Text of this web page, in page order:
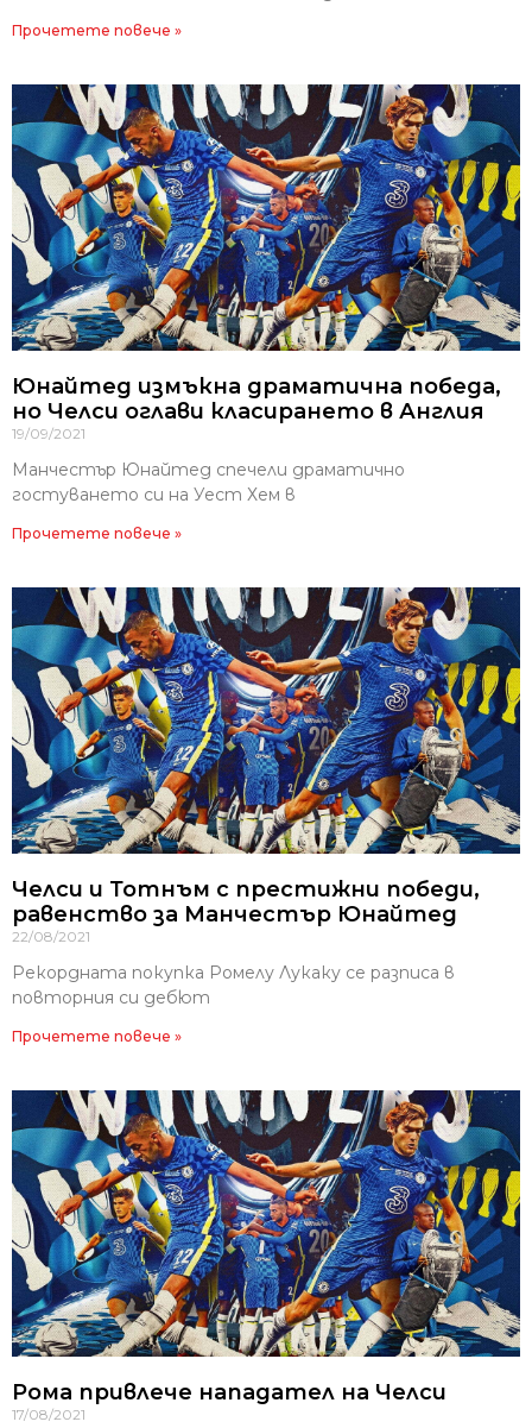
Прочетете повече »
Юнайтед измъкна драматична победа,
но Челси оглави класирането в Англия
19/09/2021
Манчестър Юнайтед спечели драматично
гостуването си на Уест Хем в
Прочетете повече »
Челси и Тотнъм с престижни победи,
равенство за Манчестър Юнайтед
22/08/2021
Рекордната покупка Ромелу Лукаку се разписа в
повторния си дебют
Прочетете повече »
Рома привлече нападател на Челси
17/08/2021